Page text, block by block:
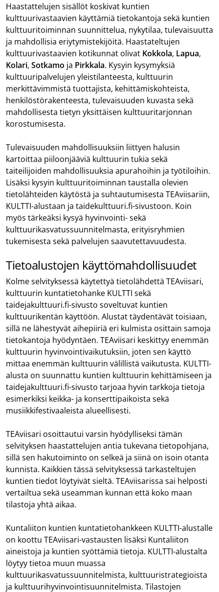
Haastattelujen sisällöt koskivat kuntien
kulttuurivastaavien käyttämiä tietokantoja sekä kuntien
kulttuuritoiminnan suunnittelua, nykytilaa, tulevaisuutta
ja mahdollisia eriytymistekijöitä. Haastateltujen
kulttuurivastaavien kotikunnat olivat Kokkola, Lapua,
Kolari, Sotkamo ja Pirkkala. Kysyin kysymyksiä
kulttuuripalvelujen yleistilanteesta, kulttuurin
merkittävimmistä tuottajista, kehittämiskohteista,
henkilöstörakenteesta, tulevaisuuden kuvasta sekä
mahdollisesta tietyn yksittäisen kulttuuritarjonnan
korostumisesta.
Tulevaisuuden mahdollisuuksiin liittyen halusin
kartoittaa piiloonjääviä kulttuurin tukia sekä
taiteilijoiden mahdollisuuksia apurahoihin ja työtiloihin.
Lisäksi kysyin kulttuuritoiminnan taustalla olevien
tietolähteiden käytöstä ja suhtautumisesta TEAviisariin,
KULTTI-alustaan ja taidekulttuuri.fi-sivustoon. Koin
myös tärkeäksi kysyä hyvinvointi- sekä
kulttuurikasvatussuunnitelmasta, erityisryhmien
tukemisesta sekä palvelujen saavutettavuudesta.
Tietoalustojen käyttömahdollisuudet
Kolme selvityksessä käytettyä tietolähdettä TEAviisari,
kulttuurin kuntatietohanke KULTTI sekä
taidejakulttuuri.fi-sivusto soveltuvat kuntien
kulttuurikentän käyttöön. Alustat täydentävät toisiaan,
sillä ne lähestyvät aihepiiriä eri kulmista osittain samoja
tietokantoja hyödyntäen. TEAviisari keskittyy enemmän
kulttuurin hyvinvointivaikutuksiin, joten sen käyttö
mittaa enemmän kulttuurin välillistä vaikutusta. KULTTI-
alusta on suunnattu kuntien kulttuurin kehittämiseen ja
taidejakulttuuri.fi-sivusto tarjoaa hyvin tarkkoja tietoja
esimerkiksi keikka- ja konserttipaikoista sekä
musiikkifestivaaleista alueellisesti.
TEAviisari osoittautui varsin hyödylliseksi tämän
selvityksen haastattelujen antia tukevana tietopohjana,
sillä sen hakutoiminto on selkeä ja siinä on isoin otanta
kunnista. Kaikkien tässä selvityksessä tarkasteltujen
kuntien tiedot löytyivät sieltä. TEAviisarissa sai helposti
vertailtua sekä useamman kunnan että koko maan
tilastoja yhtä aikaa.
Kuntaliiton kuntien kuntatietohankkeen KULTTI-alustalle
on koottu TEAviisari-vastausten lisäksi Kuntaliiton
aineistoja ja kuntien syöttämiä tietoja. KULTTI-alustalta
löytyy tietoa muun muassa
kulttuurikasvatussuunnitelmista, kulttuuristrategioista
ja kulttuurihyvinvointisuunnitelmista. Tilastojen